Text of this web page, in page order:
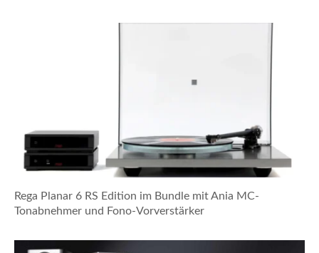
Rega Planar 6 RS Edition im Bundle mit Ania MC-
Tonabnehmer und Fono-Vorverstärker